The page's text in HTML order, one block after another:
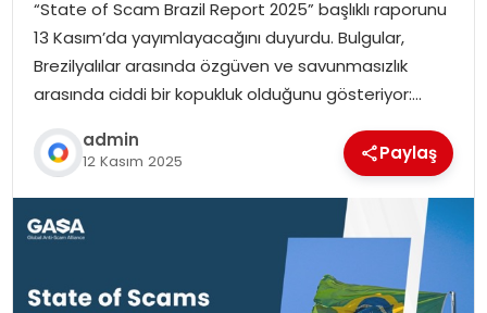
“State of Scam Brazil Report 2025” başlıklı raporunu
13 Kasım’da yayımlayacağını duyurdu. Bulgular,
Brezilyalılar arasında özgüven ve savunmasızlık
arasında ciddi bir kopukluk olduğunu gösteriyor:…
admin
12 Kasım 2025 Paylaş